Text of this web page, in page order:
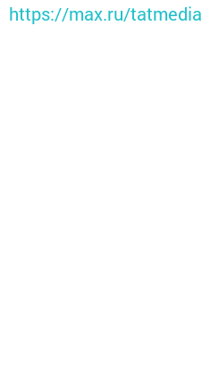
https://max.ru/tatmedia